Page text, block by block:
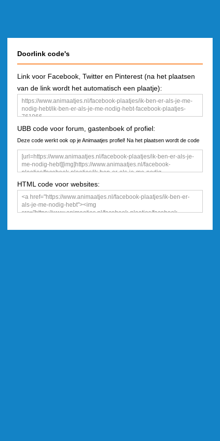
Doorlink code's
Link voor Facebook, Twitter en Pinterest (na het plaatsen
van de link wordt het automatisch een plaatje):
UBB code voor forum, gastenboek of profiel:
Deze code werkt ook op je Animaatjes profiel! Na het plaatsen wordt de code
HTML code voor websites: